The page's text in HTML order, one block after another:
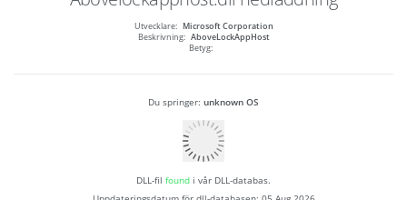
Utvecklare: Microsoft Corporation
Beskrivning: AboveLockAppHost
Betyg:
Du springer: unknown OS
DLL-fil found i vår DLL-databas.